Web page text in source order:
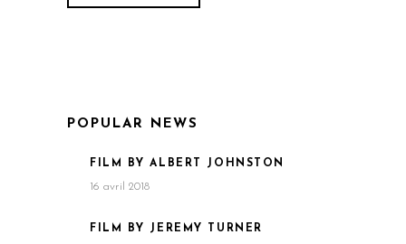
POPULAR NEWS
FILM BY ALBERT JOHNSTON
16 avril 2018
FILM BY JEREMY TURNER